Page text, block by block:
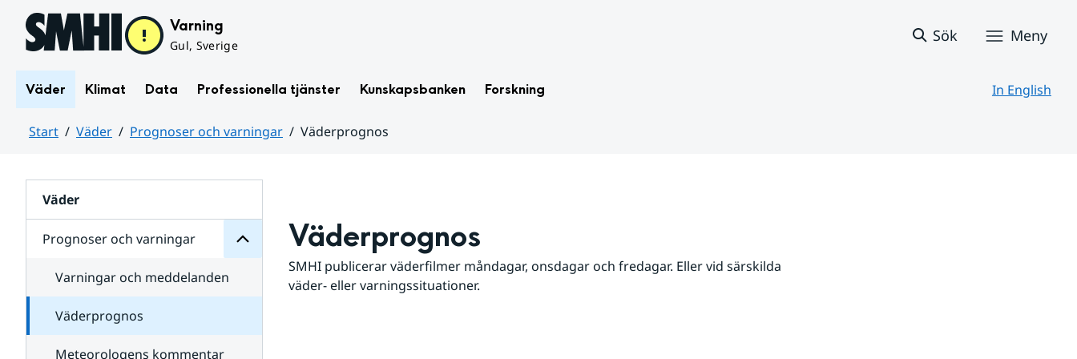
Hoppa till sidans innehåll Varning
Gul, Sverige
Sök Meny
Väder Klimat Data Professionella tjänster Kunskapsbanken Forskning In English
Start Väder Prognoser och varningar
Väderprognos
Väder
Prognoser och varningar
för
varningar
Varningar och meddelanden
Väderprognos
Meteorologens kommentar
Väderprognos
SMHI publicerar väderfilmer måndagar, onsdagar och fredagar. Eller vid särskilda
väder- eller varningssituationer.